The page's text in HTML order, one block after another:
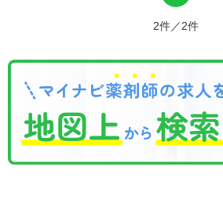
2件／2件